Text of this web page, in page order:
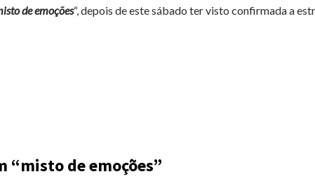
de emoções“, depois de este sábado ter visto confirmada a
“misto de emoções”